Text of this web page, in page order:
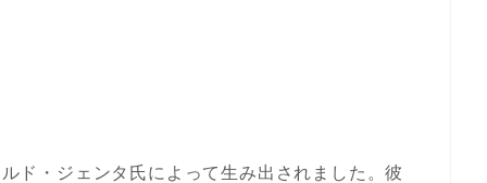
ド・ジェンタ氏によって生み出されました。彼